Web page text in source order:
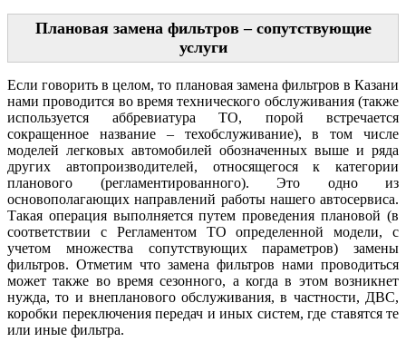
Плановая замена фильтров – сопутствующие
услуги
Если говорить в целом, то плановая замена фильтров в Казани
нами проводится во время технического обслуживания (также
используется аббревиатура ТО, порой встречается
сокращенное название – техобслуживание), в том числе
моделей легковых автомобилей обозначенных выше и ряда
других автопроизводителей, относящегося к категории
планового (регламентированного). Это одно из
основополагающих направлений работы нашего автосервиса.
Такая операция выполняется путем проведения плановой (в
соответствии с Регламентом ТО определенной модели, с
учетом множества сопутствующих параметров) замены
фильтров. Отметим что замена фильтров нами проводиться
может также во время сезонного, а когда в этом возникнет
нужда, то и внепланового обслуживания, в частности, ДВС,
коробки переключения передач и иных систем, где ставятся те
или иные фильтра.